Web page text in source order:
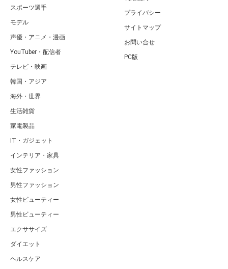
スポーツ選手
モデル
声優・アニメ・漫画
YouTuber・配信者
テレビ・映画
韓国・アジア
海外・世界
生活雑貨
家電製品
IT・ガジェット
インテリア・家具
女性ファッション
男性ファッション
女性ビューティー
男性ビューティー
エクササイズ
ダイエット
ヘルスケア
プライバシー
サイトマップ
お問い合せ
PC版